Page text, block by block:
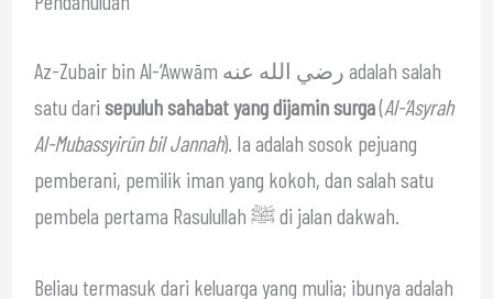
Az-Zubair bin Al-‘Awwām رضي الله عنه adalah salah
satu dari sepuluh sahabat yang dijamin surga(Al-‘Asyrah
Al-Mubassyirūn bil Jannah). Ia adalah sosok pejuang
pemberani, pemilik iman yang kokoh, dan salah satu
pembela pertama Rasulullah ﷺ di jalan dakwah.
Beliau termasuk dari keluarga yang mulia; ibunya adalah